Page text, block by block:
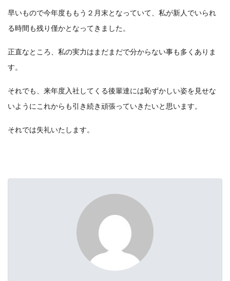
早いもので今年度ももう２月末となっていて、私が新人でいられ
る時間も残り僅かとなってきました。
正直なところ、私の実力はまだまだで分からない事も多くありま
す。
それでも、来年度入社してくる後輩達には恥ずかしい姿を見せな
いようにこれからも引き続き頑張っていきたいと思います。
それでは失礼いたします。